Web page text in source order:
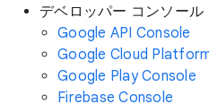
デベロッパー コンソール
Google API Console
Google Cloud
Google Play Console
Firebase Console